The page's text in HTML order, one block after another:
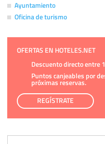
Ayuntamiento
Oficina de turismo
OFERTAS EN HOTELES.NET
Descuento directo entre
Puntos canjeables por
próximas reservas.
REGÍSTRATE